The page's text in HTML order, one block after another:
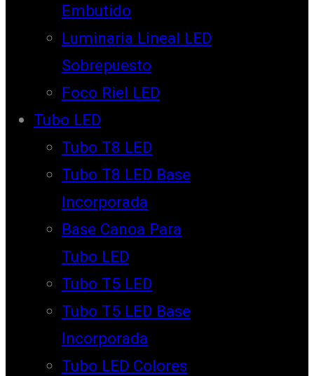
Embutido
Luminaria Lineal LED
Sobrepuesto
Foco Riel LED
Tubo LED
Tubo T8 LED
Tubo T8 LED Base
Incorporada
Base Canoa Para
Tubo LED
Tubo T5 LED
Tubo T5 LED Base
Incorporada
Tubo LED Colores